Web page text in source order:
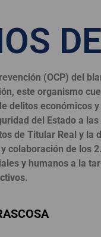
(OCP) del
este organismo
delitos económicos
del Estado a
de Titular Real y la
colaboración de los
y humanos a la